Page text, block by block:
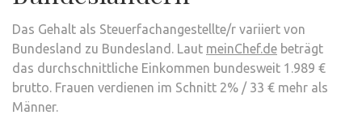
Das Gehalt als Steuerfachangestellte/r variiert von
Bundesland zu Bundesland. Laut meinChef.de beträgt
das durchschnittliche Einkommen bundesweit 1.989 €
brutto. Frauen verdienen im Schnitt 2% / 33 € mehr als
Männer.